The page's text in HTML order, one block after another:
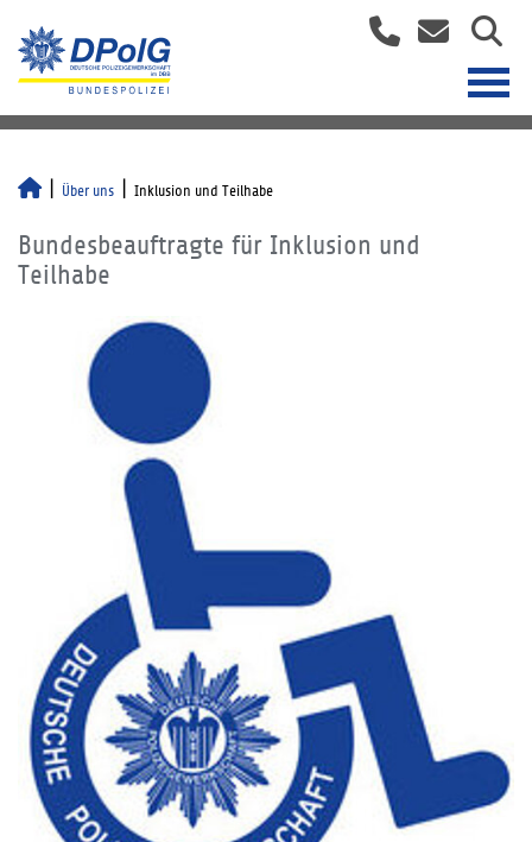
Über uns Inklusion und Teilhabe
Bundesbeauftragte für Inklusion und
Teilhabe